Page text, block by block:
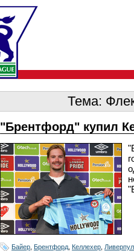
Тема:
"Брентфорд" купил
Байер Брентфорд Келлехер